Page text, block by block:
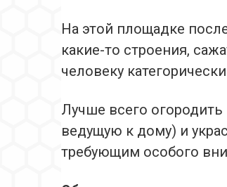
На этой площадке
какие-то строения,
человеку
Лучше всего
ведущую к дому) и
требующим особого